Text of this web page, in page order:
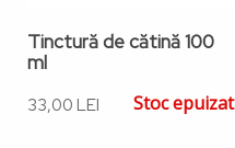
Tinctură de cătină 100
ml
33,00 LEI Stoc epuizat